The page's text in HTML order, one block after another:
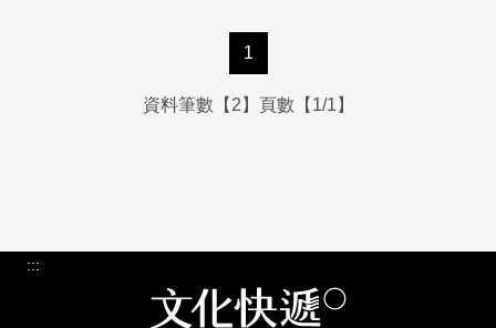
1
資料筆數【2】頁數【1/1】
:::